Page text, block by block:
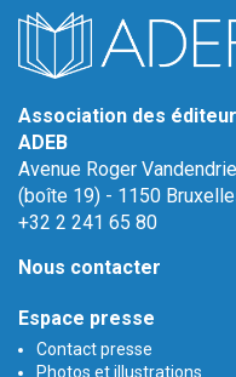
Association des
ADEB
Avenue Roger
(boîte 19) - 1150
+32 2 241 65 80
Nous contacter
Espace presse
Contact presse
Photos et illustrations